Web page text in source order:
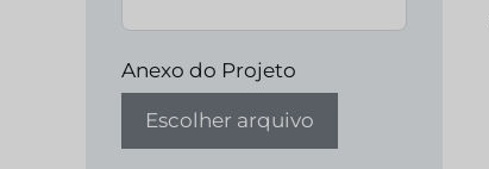
Anexo do Projeto
Escolher arquivo